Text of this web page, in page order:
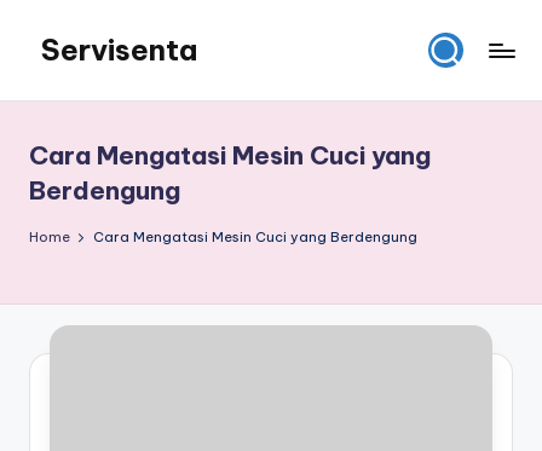
content
Servisenta
dari
Dasar
Sampai
Cara Mengatasi Mesin Cuci yang
Berdengung
Home Cara Mengatasi Mesin Cuci yang Berdengung